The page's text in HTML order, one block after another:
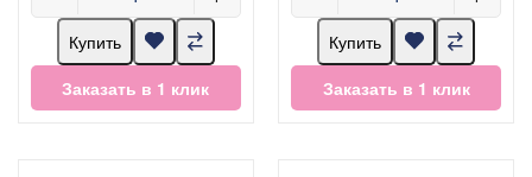
Купить
Заказать в 1 клик
Купить
Заказать в 1 клик